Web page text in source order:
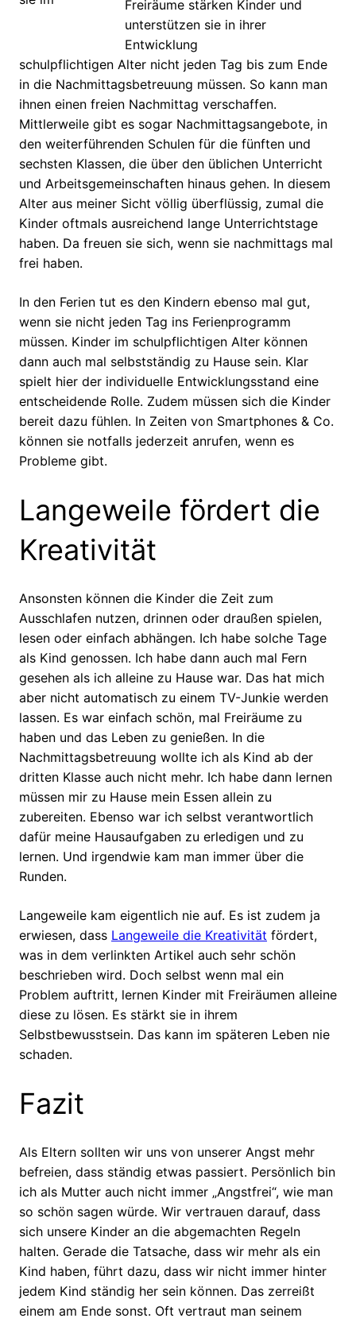
Freiräume stärken Kinder und
unterstützen sie in ihrer
Entwicklung
schulpflichtigen Alter nicht jeden Tag bis zum Ende
in die Nachmittagsbetreuung müssen. So kann man
ihnen einen freien Nachmittag verschaffen.
Mittlerweile gibt es sogar Nachmittagsangebote, in
den weiterführenden Schulen für die fünften und
sechsten Klassen, die über den üblichen Unterricht
und Arbeitsgemeinschaften hinaus gehen. In diesem
Alter aus meiner Sicht völlig überflüssig, zumal die
Kinder oftmals ausreichend lange Unterrichtstage
haben. Da freuen sie sich, wenn sie nachmittags mal
frei haben.
In den Ferien tut es den Kindern ebenso mal gut,
wenn sie nicht jeden Tag ins Ferienprogramm
müssen. Kinder im schulpflichtigen Alter können
dann auch mal selbstständig zu Hause sein. Klar
spielt hier der individuelle Entwicklungsstand eine
entscheidende Rolle. Zudem müssen sich die Kinder
bereit dazu fühlen. In Zeiten von Smartphones & Co.
können sie notfalls jederzeit anrufen, wenn es
Probleme gibt.
Langeweile fördert die
Kreativität
Ansonsten können die Kinder die Zeit zum
Ausschlafen nutzen, drinnen oder draußen spielen,
lesen oder einfach abhängen. Ich habe solche Tage
als Kind genossen. Ich habe dann auch mal Fern
gesehen als ich alleine zu Hause war. Das hat mich
aber nicht automatisch zu einem TV-Junkie werden
lassen. Es war einfach schön, mal Freiräume zu
haben und das Leben zu genießen. In die
Nachmittagsbetreuung wollte ich als Kind ab der
dritten Klasse auch nicht mehr. Ich habe dann lernen
müssen mir zu Hause mein Essen allein zu
zubereiten. Ebenso war ich selbst verantwortlich
dafür meine Hausaufgaben zu erledigen und zu
lernen. Und irgendwie kam man immer über die
Runden.
Langeweile kam eigentlich nie auf. Es ist zudem ja
erwiesen, dass Langeweile die Kreativität fördert,
was in dem verlinkten Artikel auch sehr schön
beschrieben wird. Doch selbst wenn mal ein
Problem auftritt, lernen Kinder mit Freiräumen alleine
diese zu lösen. Es stärkt sie in ihrem
Selbstbewusstsein. Das kann im späteren Leben nie
schaden.
Fazit
Als Eltern sollten wir uns von unserer Angst mehr
befreien, dass ständig etwas passiert. Persönlich bin
ich als Mutter auch nicht immer „Angstfrei“, wie man
so schön sagen würde. Wir vertrauen darauf, dass
sich unsere Kinder an die abgemachten Regeln
halten. Gerade die Tatsache, dass wir mehr als ein
Kind haben, führt dazu, dass wir nicht immer hinter
jedem Kind ständig her sein können. Das zerreißt
einem am Ende sonst. Oft vertraut man seinem